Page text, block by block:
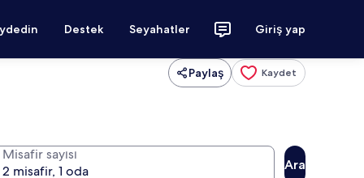
Destek Seyahatler Giriş yap
Paylaş Kaydet
Misafir sayısı
Ara